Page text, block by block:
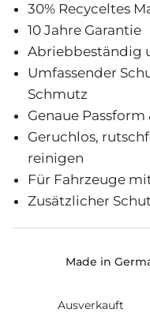
30% Recyceltes
10 Jahre Garantie
Abriebbeständig
Umfassender
Schmutz
Genaue
Geruchlos,
reinigen
Für Fahrzeuge
Zusätzlicher
Made in
Ausverkauft